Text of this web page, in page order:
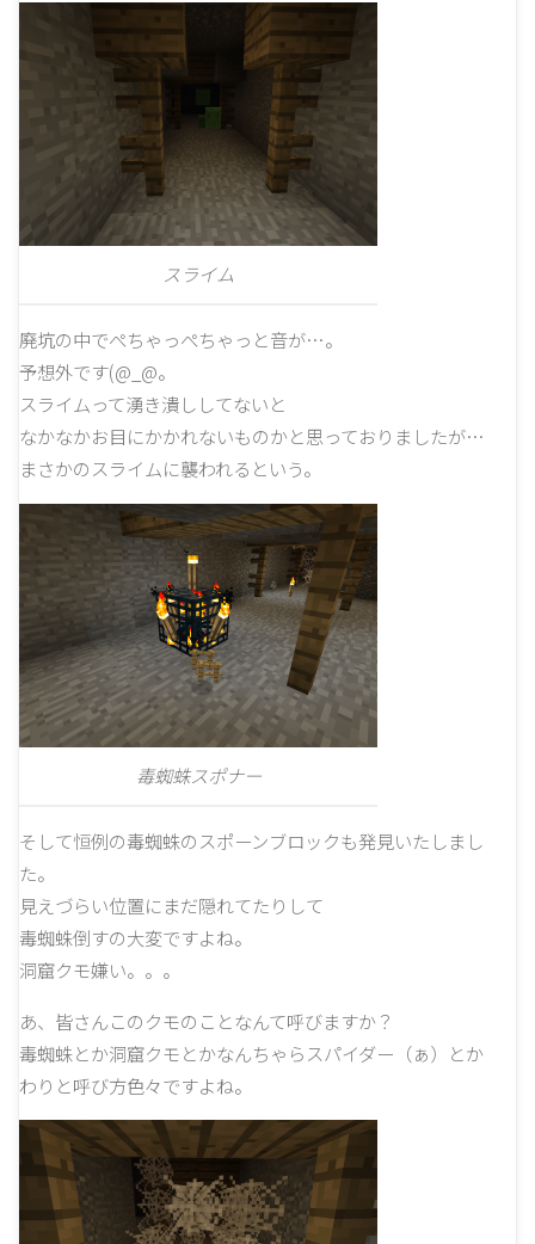
スライム
廃坑の中でぺちゃっぺちゃっと音が…。
予想外です(@_@。
スライムって湧き潰ししてないと
なかなかお目にかかれないものかと思っておりましたが…
まさかのスライムに襲われるという。
毒蜘蛛スポナー
そして恒例の毒蜘蛛のスポーンブロックも発見いたしまし
た。
見えづらい位置にまだ隠れてたりして
毒蜘蛛倒すの大変ですよね。
洞窟クモ嫌い。。。
あ、皆さんこのクモのことなんて呼びますか？
毒蜘蛛とか洞窟クモとかなんちゃらスパイダー（ぁ）とか
わりと呼び方色々ですよね。